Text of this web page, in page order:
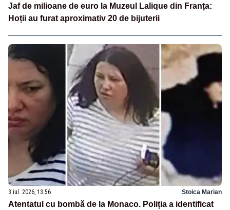
Jaf de milioane de euro la Muzeul Lalique din Franța:
Hoții au furat aproximativ 20 de bijuterii
3 iul. 2026, 13:56 Stoica Marian
Atentatul cu bombă de la Monaco. Poliția a identificat